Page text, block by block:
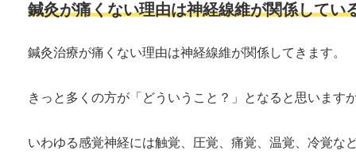
鍼灸が痛くない理由は神経線維が関係してい
鍼灸治療が痛くない理由は神経線維が関係してきます。
きっと多くの方が「どういうこと？」となると思います
いわゆる感覚神経には触覚、圧覚、痛覚、温覚、冷覚な